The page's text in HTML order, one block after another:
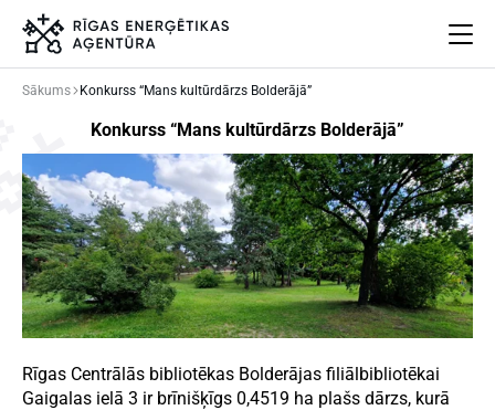
Par mums
Projekti
Energoefektivitāte
Pasākumi
Jaunumi
Aprites ekonomika
Iesaisties
Elpo Rīga!
Ēkas atjaunošanas ABC
Sākums Konkurss “Mans kultūrdārzs Bolderājā”
Konkurss “Mans kultūrdārzs Bolderājā”
Rīgas Centrālās bibliotēkas Bolderājas filiālbibliotēkai
Gaigalas ielā 3 ir brīnišķīgs 0,4519 ha plašs dārzs, kurā